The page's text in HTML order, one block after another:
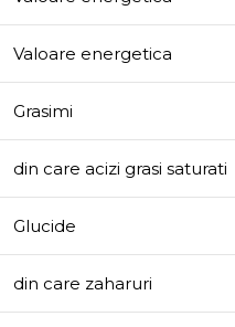
Valoare energetica
Grasimi
din care acizi grasi saturati
Glucide
din care zaharuri